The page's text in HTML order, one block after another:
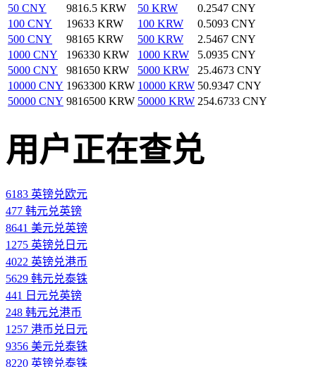
50 CNY
9816.5 KRW 50 KRW
0.2547 CNY
100 CNY
19633 KRW 100 KRW
0.5093 CNY
500 CNY
98165 KRW 500 KRW
2.5467 CNY
1000 CNY
196330 KRW 1000 KRW
5.0935 CNY
5000 CNY
981650 KRW 5000 KRW
25.4673 CNY
10000 CNY 1963300 KRW 10000 KRW 50.9347 CNY
50000 CNY 9816500 KRW 50000 KRW 254.6733 CNY
用户正在查兑
6183 英镑兑欧元
477 韩元兑英镑
8641 美元兑英镑
1275 英镑兑日元
4022 英镑兑港币
5629 韩元兑泰铢
441 日元兑英镑
248 韩元兑港币
1257 港币兑日元
9356 美元兑泰铢
8220 英镑兑泰铢